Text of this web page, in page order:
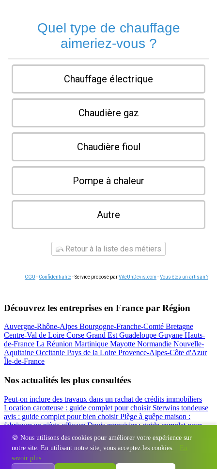
🍪 Nous utilisons des cookies pour améliorer votre expérience sur
notre site. En utilisant notre site, vous acceptez les cookies.
En
savoir plus
Quel type de chauffage
aimeriez-vous ?
Chauffage électrique
Chaudière gaz
Chaudière fioul
Pompe à chaleur
Autre
Retour à la liste des métiers
CGU - Confidentialité- Service proposé parViteUnDevis.com -Vous êtes un artisan ?
Découvrez les entreprises en France par Région
Auvergne-Rhône-Alpes Bourgogne-Franche-Comté Bretagne
Centre-Val de Loire Corse Grand EstGuadeloupe Guyane Hauts-
de-France La Réunion Martinique Mayotte Normandie Nouvelle-
Aquitaine Occitanie Pays de la Loire Provence-Alpes-Côte d'Azur
Île-de-France
Nos actualités les plus consultées
Peut-on inclure des travaux dans un rachat de crédits immobiliers
Location carotteuse : guide complet pour choisir Sterwins tondeuse
avis : guide complet pour bien choisirPiège à guêpe maison :
fabriquer un piège efficaceDevis menuisier : guide complet pour
obtenir le meilleur prix
Simulation rachat de crédit : regrouper prêt
travaux et crédits
Régions - Départements - Villes - Entreprises - Marques Contact
Espace presse